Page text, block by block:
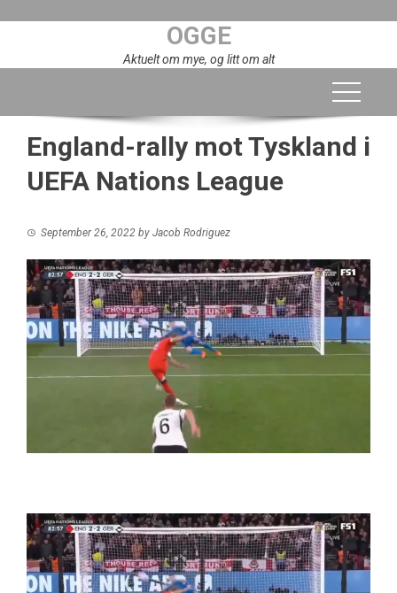
OGGE
Aktuelt om mye, og litt om alt
England-rally mot Tyskland i
UEFA Nations League
September 26, 2022 by Jacob Rodriguez